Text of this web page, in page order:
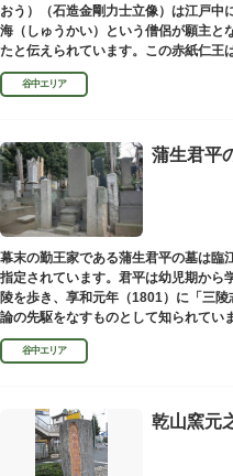
おう）（石造金剛力士立像）は江戸中
海（しゅうかい）という僧侶が願主と
たと伝えられています。この赤紙仁王
ば、仁王像の同じところに赤紙を貼る
谷中エリア
蒲生君平
幕末の勤王家である蒲生君平の墓は臨
指定されています。君平は幼児期から
陵を歩き、享和元年（1801）に「三
論の先駆をなすものとして知られてい
山彦三郎や林子平と共に「寛政三奇人
谷中エリア
乾山窯元